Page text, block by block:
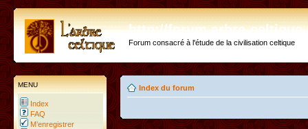
http://forum.arbre-
Forum consacré à l'étude de la civilisation celtique
MENU
Index
FAQ
M’enregistrer
Index du forum